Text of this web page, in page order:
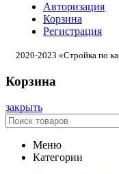
Авторизация
Корзина
Регистрация
2020-2023 «Стройка по
Корзина
закрыть
Меню
Категории